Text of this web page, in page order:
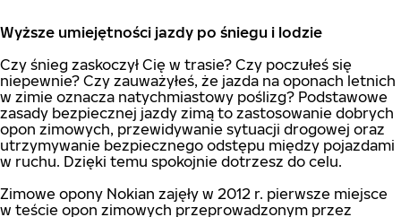
Wyższe umiejętności jazdy po śniegu i lodzie
Czy śnieg zaskoczył Cię w trasie? Czy poczułeś się
niepewnie? Czy zauważyłeś, że jazda na oponach letnich
w zimie oznacza natychmiastowy poślizg? Podstawowe
zasady bezpiecznej jazdy zimą to zastosowanie dobrych
opon zimowych, przewidywanie sytuacji drogowej oraz
utrzymywanie bezpiecznego odstępu między pojazdami
w ruchu. Dzięki temu spokojnie dotrzesz do celu.
Zimowe opony Nokian zajęły w 2012 r. pierwsze miejsce
w teście opon zimowych przeprowadzonym przez